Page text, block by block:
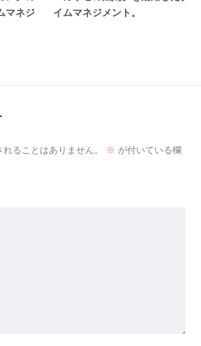
マネジ
イムマネジメント。
ることはありません。 ※ が付いている欄